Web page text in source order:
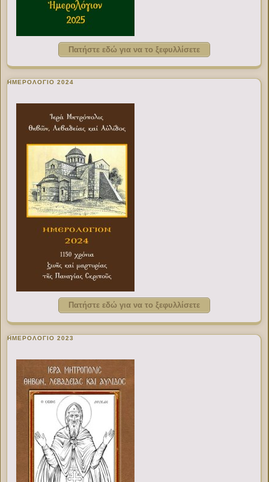
Πατήστε εδώ για να το ξεφυλλίσετε
ΗΜΕΡΟΛΟΓΙΟ 2024
Πατήστε εδώ για να το ξεφυλλίσετε
ΗΜΕΡΟΛΟΓΙΟ 2023